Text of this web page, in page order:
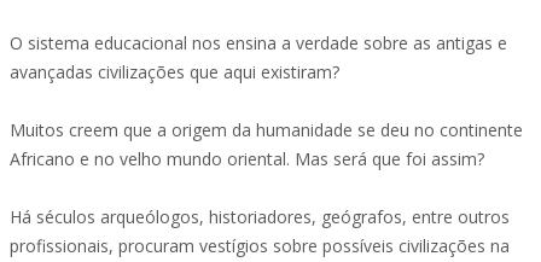
O sistema educacional nos ensina a verdade sobre as antigas e
avançadas civilizações que aqui existiram?
Muitos creem que a origem da humanidade se deu no continente
Africano e no velho mundo oriental. Mas será que foi assim?
Há séculos arqueólogos, historiadores, geógrafos, entre outros
profissionais, procuram vestígios sobre possíveis civilizações na